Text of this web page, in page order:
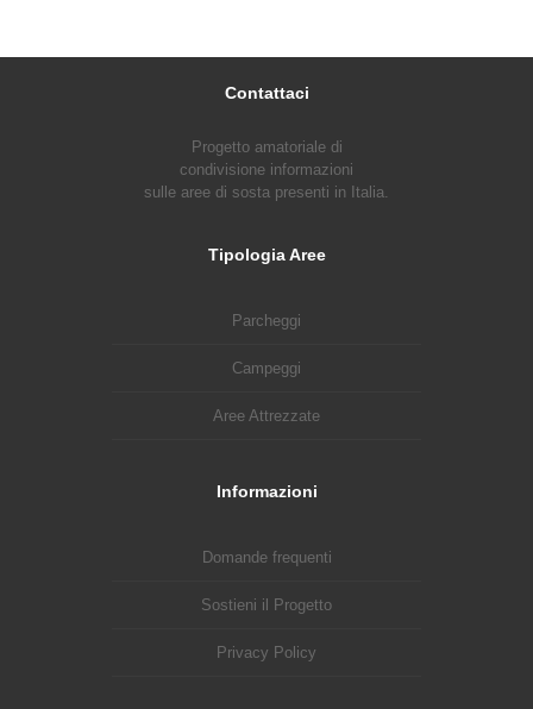
Contattaci
Progetto amatoriale di
condivisione informazioni
sulle aree di sosta presenti in Italia.
Tipologia Aree
Parcheggi
Campeggi
Aree Attrezzate
Informazioni
Domande frequenti
Sostieni il Progetto
Privacy Policy